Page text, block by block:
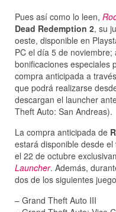
Pues así como lo leen,
Dead Redemption 2, su
oeste, disponible en
PC el día 5 de
bonificaciones especiales
compra anticipada a
que podrá realizarse
descargan el launcher
Theft Auto: San Andreas).
La compra anticipada de
estará disponible desde
el 22 de octubre
Launcher. Además,
dos de los siguientes
– Grand Theft Auto III